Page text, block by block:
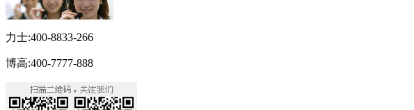
力士:400-8833-266
博高:400-7777-888